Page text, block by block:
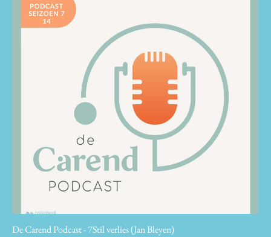
De Carend Podcast - 7Stil verlies (Jan Bleyen)